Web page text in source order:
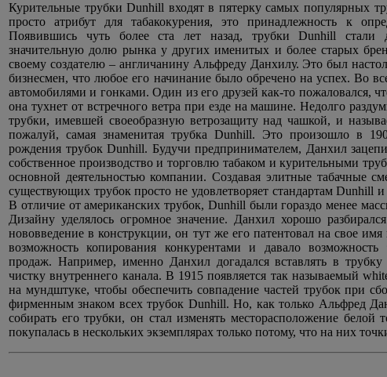
Курительные трубки Dunhill входят в пятерку самых популярных
просто атрибут для табакокурения, это принадлежность к
Появившись чуть более ста лет назад, трубки Dunhill стали
значительную долю рынка у других именитых и более старых
своему создателю – англичанину Альфреду Данхилу. Это был
бизнесмен, что любое его начинание было обречено на успех. Во
автомобилями и гонками. Один из его друзей как-то пожаловался,
она тухнет от встречного ветра при езде на машине. Недолго
трубки, имевшей своеобразную ветрозащиту над чашкой, и
пожалуй, самая знаменитая трубка Dunhill. Это произошло в
рождения трубок Dunhill. Будучи предпринимателем, Данхил
собственное производство и торговлю табаком и курительными
основной деятельностью компании. Создавая элитные табачные
существующих трубок просто не удовлетворяет стандартам Dunhill
В отличие от американских трубок, Dunhill были гораздо менее
Дизайну уделялось огромное значение. Данхил хорошо
нововведение в конструкции, он тут же его патентовал на свое
возможность копирования конкурентами и давало
продаж. Например, именно Данхил догадался вставлять в
чистку внутреннего канала. В 1915 появляется так называемый
на мундштуке, чтобы обеспечить совпадение частей трубок при
фирменным знаком всех трубок Dunhill. Но, как только Альфред
собирать его трубки, он стал изменять месторасположение
покупалась в нескольких экземплярах только потому, что на них